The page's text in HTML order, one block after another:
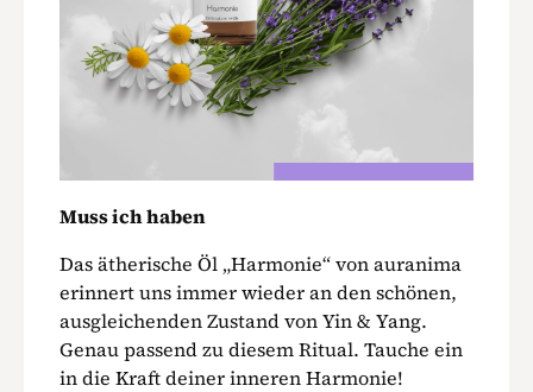
Muss ich haben
Das ätherische Öl „Harmonie“ von auranima
erinnert uns immer wieder an den schönen,
ausgleichenden Zustand von Yin & Yang.
Genau passend zu diesem Ritual. Tauche ein
in die Kraft deiner inneren Harmonie!